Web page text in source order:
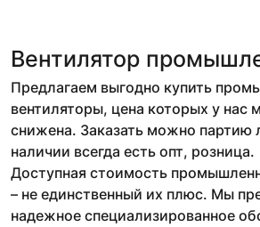
Вентилятор
Предлагаем выгодно купить
вентиляторы, цена которых у нас
снижена. Заказать можно партию
наличии всегда есть опт, розница.
Доступная стоимость
– не единственный их плюс. Мы
надежное специализированное